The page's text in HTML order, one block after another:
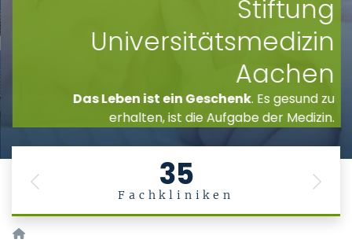
Stiftung
Universitätsmedizin
Aachen
Das Leben ist ein Geschenk. Es gesund zu
erhalten, ist die Aufgabe der Medizin.
35
Fachkliniken
Previous Next
Startseite